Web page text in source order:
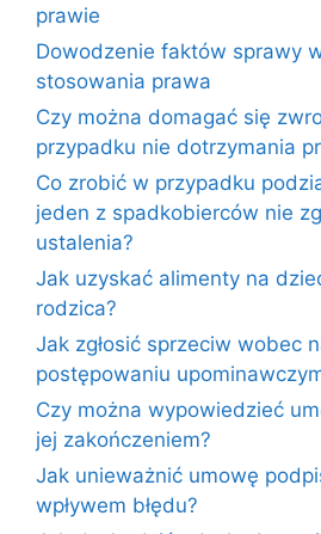
prawie
Dowodzenie faktów sprawy
stosowania prawa
Czy można domagać się
przypadku nie dotrzymania
Co zrobić w przypadku
jeden z spadkobierców nie
ustalenia?
Jak uzyskać alimenty na
rodzica?
Jak zgłosić sprzeciw wobec
postępowaniu
Czy można wypowiedzieć
jej zakończeniem?
Jak unieważnić umowę
wpływem błędu?